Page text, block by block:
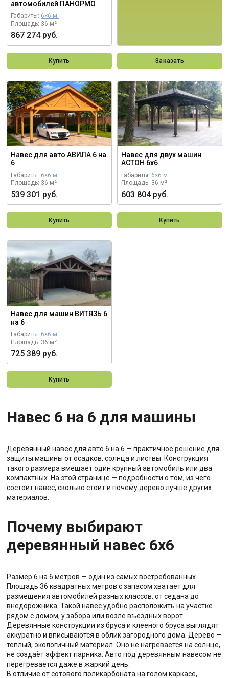
автомобилей ПАНОРМО
Габариты: 6×6 м.
Площадь: 36 м²
867 274 руб.
Купить Заказать
Навес для авто АВИЛА 6 на
6
Габариты: 6×6 м.
Площадь: 36 м²
539 301 руб.
Купить
Навес для двух машин
АСТОН 6х6
Габариты: 6×6 м.
Площадь: 36 м²
603 804 руб.
Купить
Навес для машин ВИТЯЗЬ 6
на 6
Габариты: 6×6 м.
Площадь: 36 м²
725 389 руб.
Купить
Навес 6 на 6 для машины
Деревянный навес для авто 6 на 6 — практичное решение для
защиты машины от осадков, солнца и листвы. Конструкция
такого размера вмещает один крупный автомобиль или два
компактных. На этой странице — подробности о том, из чего
состоит навес, сколько стоит и почему дерево лучше других
материалов.
Почему выбирают
деревянный навес 6х6
Размер 6 на 6 метров — один из самых востребованных.
Площадь 36 квадратных метров с запасом хватает для
размещения автомобилей разных классов: от седана до
внедорожника. Такой навес удобно расположить на участке
рядом с домом, у забора или возле въездных ворот.
Деревянные конструкции из бруса и клееного бруса выглядят
аккуратно и вписываются в облик загородного дома. Дерево —
тёплый, экологичный материал. Оно не нагревается на солнце,
не создаёт эффект парника. Авто под деревянным навесом не
перегревается даже в жаркий день.
В отличие от сотового поликарбоната на голом каркасе,